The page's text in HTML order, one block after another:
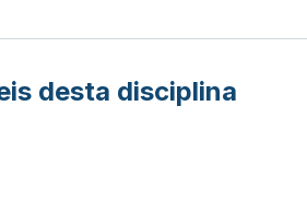
desta disciplina